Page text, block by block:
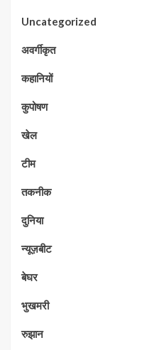
Uncategorized
अवर्गीकृत
कहानियों
कुपोषण
खेल
टीम
तकनीक
दुनिया
न्यूज़बीट
बेघर
भुखमरी
रुझान